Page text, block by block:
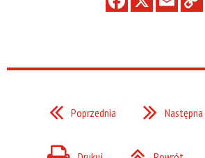
Poprzednia Następna